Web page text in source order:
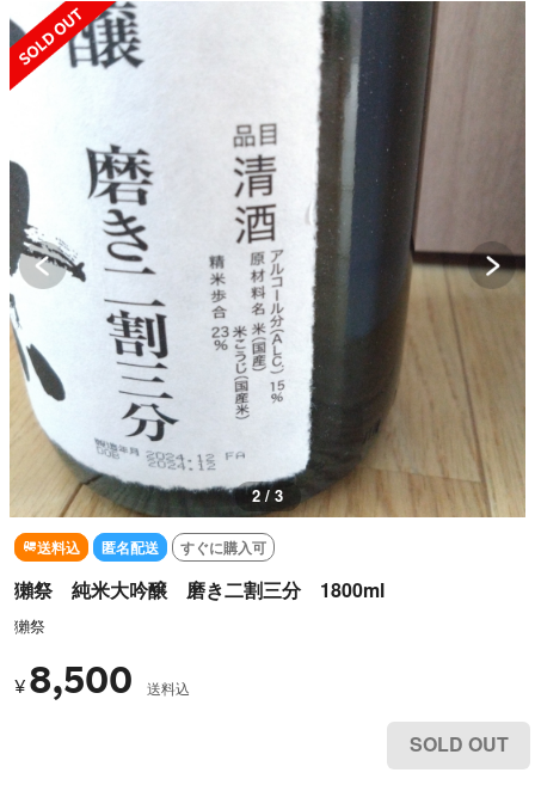
SOLD OUT
2 / 3
送料込 匿名配送 すぐに購入可
獺祭 純米大吟醸 磨き二割三分 1800ml
獺祭
¥ 8,500 送料込
SOLD OUT